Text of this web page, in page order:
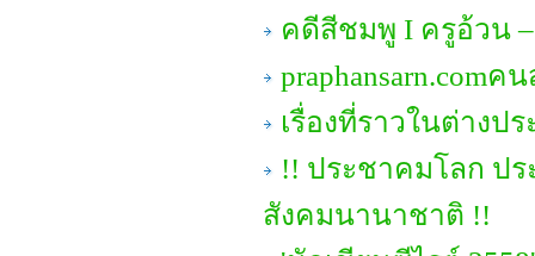
คดีสีชมพู I ครูอ้วน
praphansarn.comค
เรื่องที่ราวในต่างป
!! ประชาคมโลก ป
สังคมนานาชาติ !!